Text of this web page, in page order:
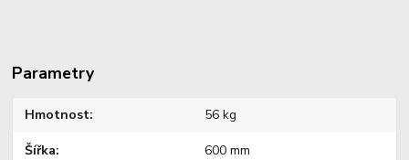
Parametry
Hmotnost 56 kg
Šířka 600 mm